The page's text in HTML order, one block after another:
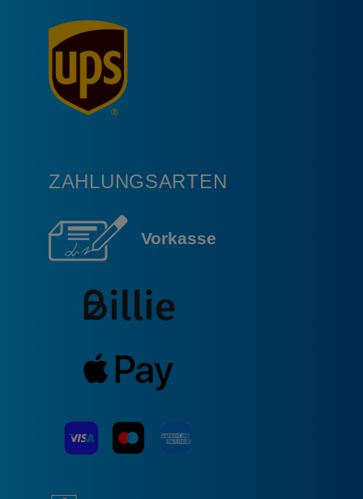
ZAHLUNGSARTEN
Vorkasse